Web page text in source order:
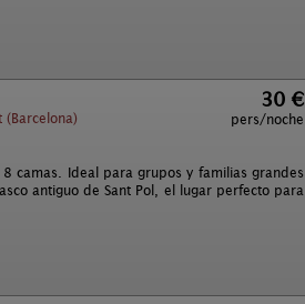
30 €
pers/noche
camas. Ideal para grupos y familias grandes
antiguo de Sant Pol, el lugar perfecto para